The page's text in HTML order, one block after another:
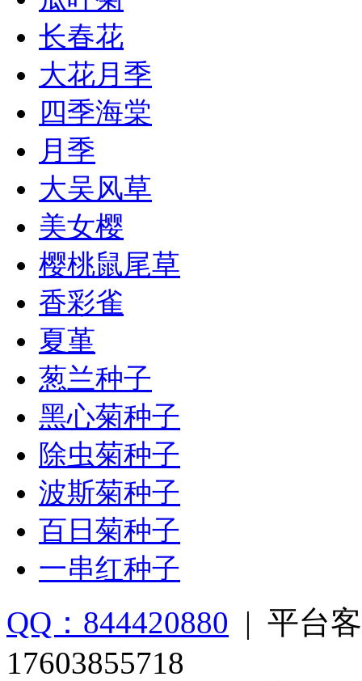
长春花
大花月季
四季海棠
月季
大吴风草
美女樱
樱桃鼠尾草
香彩雀
夏堇
葱兰种子
黑心菊种子
除虫菊种子
波斯菊种子
百日菊种子
一串红种子
QQ：844420880 | 平台
17603855718